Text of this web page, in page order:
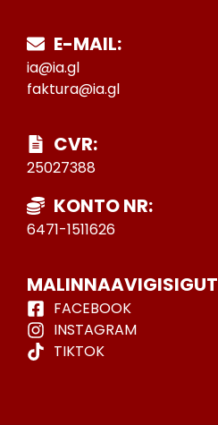
E-MAIL:
ia@ia.gl
faktura@ia.gl
CVR:
25027388
KONTO NR:
6471-1511626
MALINNAAVIGISIGUT
FACEBOOK
INSTAGRAM
TIKTOK